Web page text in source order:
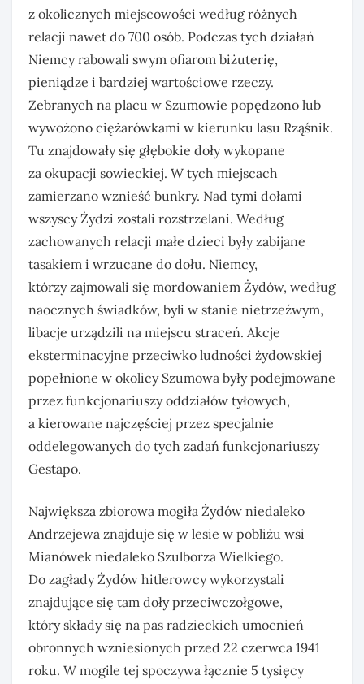
z okolicznych miejscowości według różnych
relacji nawet do 700 osób. Podczas tych działań
Niemcy rabowali swym ofiarom biżuterię,
pieniądze i bardziej wartościowe rzeczy.
Zebranych na placu w Szumowie popędzono lub
wywożono ciężarówkami w kierunku lasu Rząśnik.
Tu znajdowały się głębokie doły wykopane
za okupacji sowieckiej. W tych miejscach
zamierzano wznieść bunkry. Nad tymi dołami
wszyscy Żydzi zostali rozstrzelani. Według
zachowanych relacji małe dzieci były zabijane
tasakiem i wrzucane do dołu. Niemcy,
którzy zajmowali się mordowaniem Żydów, według
naocznych świadków, byli w stanie nietrzeźwym,
libacje urządzili na miejscu straceń. Akcje
eksterminacyjne przeciwko ludności żydowskiej
popełnione w okolicy Szumowa były podejmowane
przez funkcjonariuszy oddziałów tyłowych,
a kierowane najczęściej przez specjalnie
oddelegowanych do tych zadań funkcjonariuszy
Gestapo.
Największa zbiorowa mogiła Żydów niedaleko
Andrzejewa znajduje się w lesie w pobliżu wsi
Mianówek niedaleko Szulborza Wielkiego.
Do zagłady Żydów hitlerowcy wykorzystali
znajdujące się tam doły przeciwczołgowe,
który składy się na pas radzieckich umocnień
obronnych wzniesionych przed 22 czerwca 1941
roku. W mogile tej spoczywa łącznie 5 tysięcy